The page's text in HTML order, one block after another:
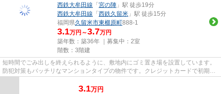
西鉄大牟田線 「宮の陣 」駅 徒歩19分
西鉄大牟田線 「西鉄久留米 」駅 徒歩15分
福岡県久留米市東櫛原町888-1
3.1万円～3.7万円
築年数：築36年 ｜募集中： 2室
階数：3階建
短時間でごみ出しを終えられるように、敷地内にゴミ置き場を設置しています。
防犯対策もバッチリなマンションタイプの物件です。クレジットカードで初期費
用をお支払いいただける物件...
3.1万円